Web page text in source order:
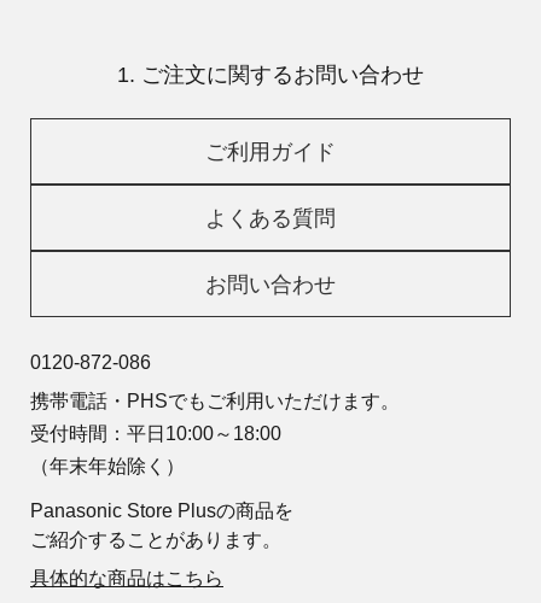
1. ご注文に関するお問い合わせ
ご利用ガイド
よくある質問
お問い合わせ
0120-872-086
携帯電話・PHSでもご利用いただけます。
受付時間：平日10:00～18:00
（年末年始除く）
Panasonic Store Plusの商品を
ご紹介することがあります。
具体的な商品はこちら